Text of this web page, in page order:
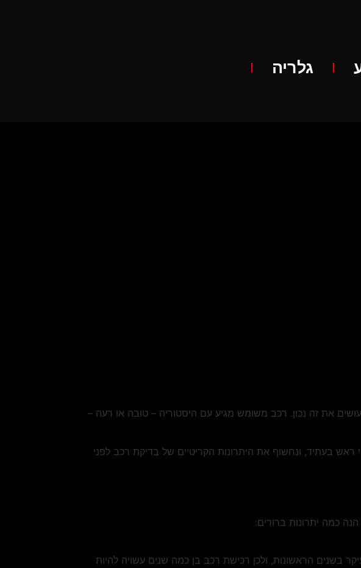
גלריה
את זה נכון. רכב משומש מגיע עם היסטוריה – טובה או רעה –
בעתיד, ונחשוף את היתרונות הקריטיים של בדיקת רכב לפני
כמה יתרונות ברורים:
בשנים הראשונות, ולכן רכישת רכב בן כמה שנים עשויה להיות